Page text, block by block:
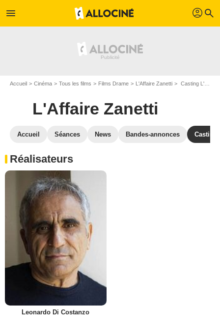
menu profil search
Accueil Cinéma Tous les films Films Drame L'Affaire Zanetti Casting L'Affaire Zanetti
L'Affaire Zanetti
Accueil Séances News Bandes-annonces Casting
Réalisateurs
Leonardo Di Costanzo